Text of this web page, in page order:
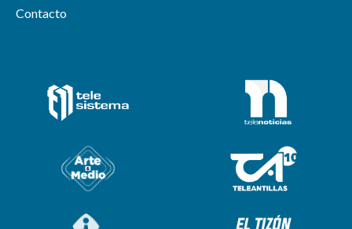
Contacto